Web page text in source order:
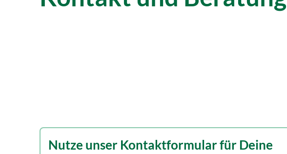
Nutze unser Kontaktformular für Deine